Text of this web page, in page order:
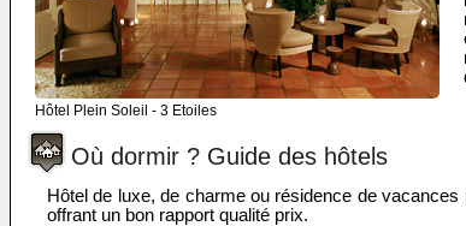
Hôtel Plein Soleil - 3 Etoiles
Où dormir ? Guide des hôtels
Hôtel de luxe, de charme ou résidence de
offrant un bon rapport qualité prix.